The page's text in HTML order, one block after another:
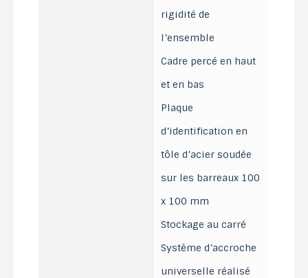
rigidité de
l’ensemble
Cadre percé en haut
et en bas
Plaque
d’identification en
tôle d’acier soudée
sur les barreaux 100
x 100 mm
Stockage au carré
Système d’accroche
universelle réalisé